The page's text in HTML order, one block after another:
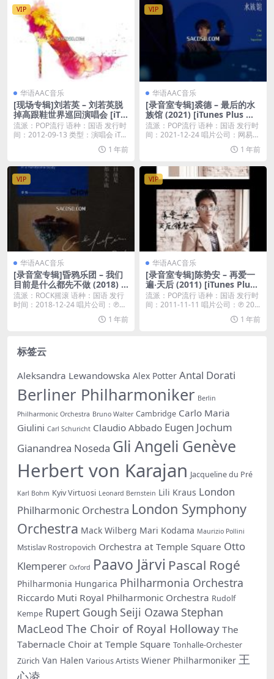
VIP
华语AAC音乐
[现场专辑]刘若英 – 刘若英脱
掉高跟鞋世界巡回演唱会 [iTu
nes Plus M4A]
流派：POP流行 语种：国语 发行时
间：2012-09-13 类型：演唱会 iT...
1 年前
VIP
华语AAC音乐
[录音室专辑]裘德 – 最后的水
族馆 (2021) [iTunes Plus M4
A]
流派：POP流行 语种：国语 发行时
间：2021-12-24 唱片公司：网易音
1 年前
VIP
华语AAC音乐
[录音室专辑]昏鸦乐团 – 我们
目前是什么都先不做 (2018) [i
Tunes Plus M4A]
流派：ROCK摇滚 语种：国语 发行
时间：2018-12-24 唱片公司：℗
1 年前
VIP
华语AAC音乐
[录音室专辑]陈势安 – 再爱一
遍‧天后 (2011) [iTunes Plus
M4A]
流派：POP流行 语种：国语 发行时
间：2011-11-11 唱片公司：℗ 20...
1 年前
标签云
Aleksandra Lewandowska Alex Potter Antal Dorati
Berliner Philharmoniker Berlin
Philharmonic Orchestra Bruno Walter Cambridge Carlo Maria
Giulini Carl Schuricht Claudio Abbado Eugen Jochum
Gianandrea Noseda Gli Angeli Genève
Herbert von Karajan Jacqueline du Pré
Karl Bohm Kyiv Virtuosi Leonard Bernstein Lili Kraus London
Philharmonic Orchestra London Symphony
Orchestra Mack Wilberg Mari Kodama Maurizio Pollini
Mstislav Rostropovich Orchestra at Temple Square Otto
Klemperer Oxford Paavo Järvi Pascal Rogé
Philharmonia Hungarica Philharmonia Orchestra
Riccardo Muti Royal Philharmonic Orchestra Rudolf
Kempe Rupert Gough Seiji Ozawa Stephan
MacLeod The Choir of Royal Holloway The
Tabernacle Choir at Temple Square Tonhalle-Orchester
Zürich Van Halen Various Artists Wiener Philharmoniker 王